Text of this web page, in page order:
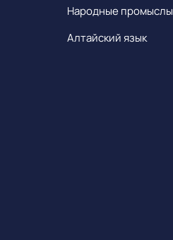
Народные промыслы
Алтайский язык